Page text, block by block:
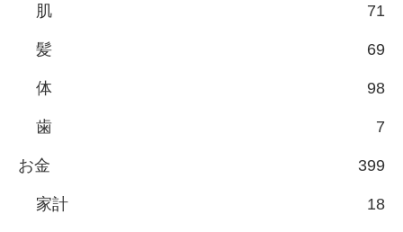
肌 71
髪 69
体 98
歯 7
お金 399
家計 18